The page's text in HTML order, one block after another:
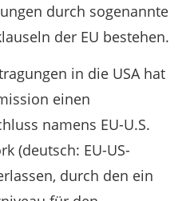
durch sogenannte
der EU bestehen.
in die USA hat
einen
namens EU-U.S.
(deutsch: EU-US-
durch den ein